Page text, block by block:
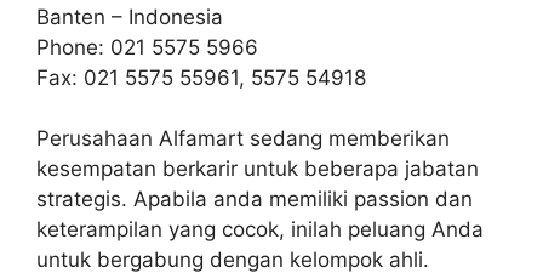
Banten – Indonesia
Phone: 021 5575 5966
Fax: 021 5575 55961, 5575 54918
Perusahaan Alfamart sedang memberikan
kesempatan berkarir untuk beberapa jabatan
strategis. Apabila anda memiliki passion dan
keterampilan yang cocok, inilah peluang Anda
untuk bergabung dengan kelompok ahli.